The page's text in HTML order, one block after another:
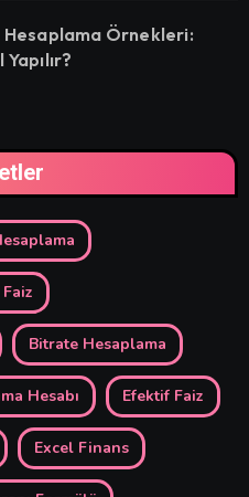
Hesaplama Örnekleri:
Yapılır?
Bitrate Hesaplama
Hesabı Efektif Faiz
Excel Finans